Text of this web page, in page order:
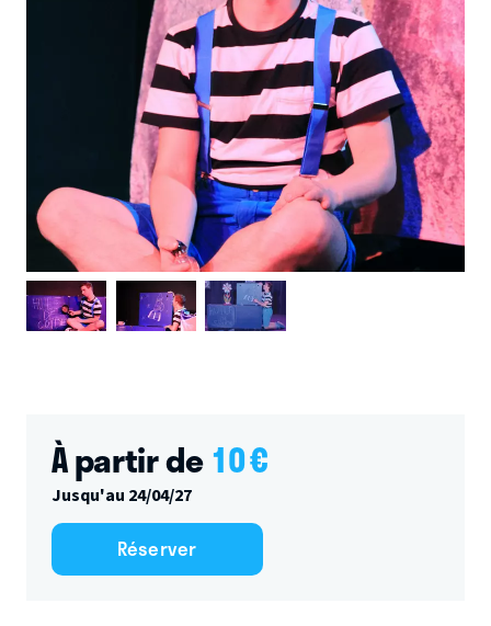
À partir de10€
Jusqu'au 24/04/27
Réserver